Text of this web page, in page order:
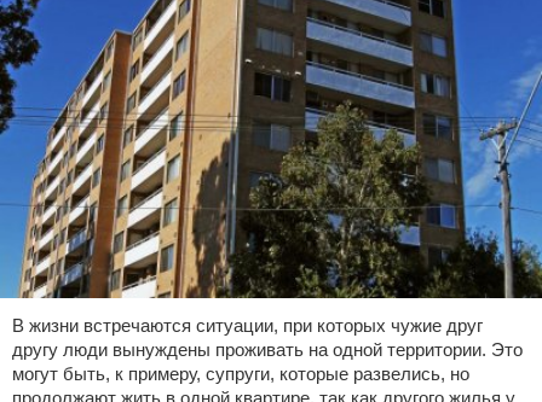
В жизни встречаются ситуации, при которых чужие друг
другу люди вынуждены проживать на одной территории. Это
могут быть, к примеру, супруги, которые развелись, но
продолжают жить в одной квартире, так как другого жилья у